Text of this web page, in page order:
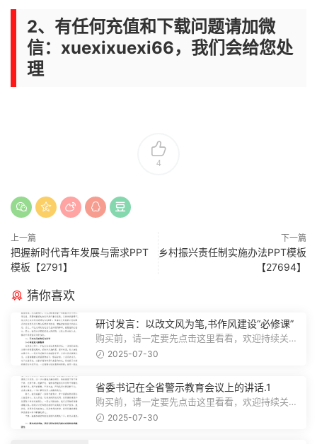
2、有任何充值和下载问题请加微
信：xuexixuexi66，我们会给您处
理
4
上一篇
把握新时代青年发展与需求PPT
模板【2791】
下一篇
乡村振兴责任制实施办法PPT模板
【27694】
猜你喜欢
研讨发言：以改文风为笔,书作风建设“必修课”
购买前，请一定要先点击这里看看，欢迎持续关
注，精彩模板每天推送预览结束，本文...
2025-07-30
省委书记在全省警示教育会议上的讲话.1
购买前，请一定要先点击这里看看，欢迎持续关
注，精彩模板每天推送预览结束，本文...
2025-07-30